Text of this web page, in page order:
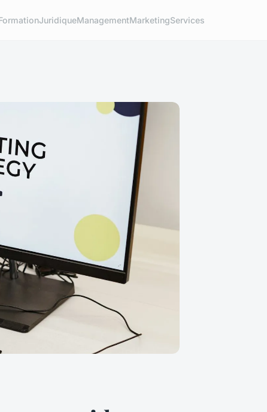
JuridiqueManagementMarketingServices